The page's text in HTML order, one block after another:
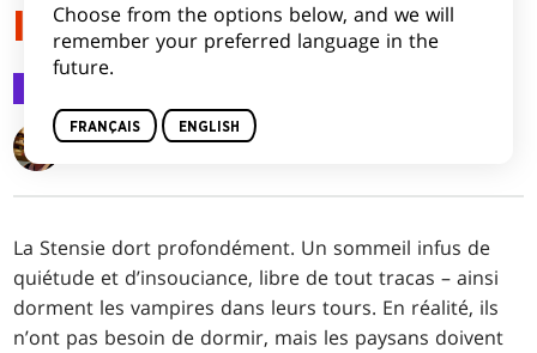
INVITATION
K. Arsenault Rivera
La Stensie dort profondément. Un sommeil infus de
quiétude et d’insouciance, libre de tout tracas – ainsi
dorment les vampires dans leurs tours. En réalité, ils
n’ont pas besoin de dormir, mais les paysans doivent
Choose from the options below, and we will
remember your preferred language in the
future.
FRANÇAIS ENGLISH